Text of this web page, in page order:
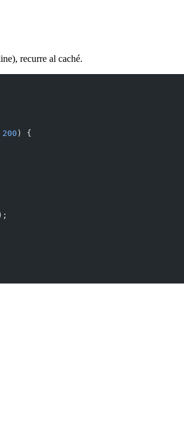
recurre al caché.
200 ) {